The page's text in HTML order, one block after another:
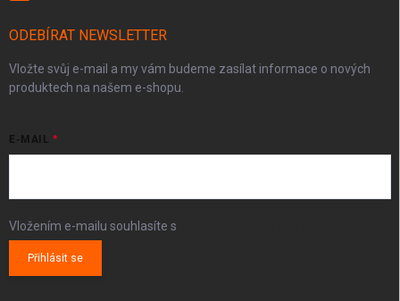
ODEBÍRAT NEWSLETTER
Vložte svůj e-mail a my vám budeme zasílat informace o nových
produktech na našem e-shopu.
E-MAIL
Vložením e-mailu souhlasíte s
Přihlásit se